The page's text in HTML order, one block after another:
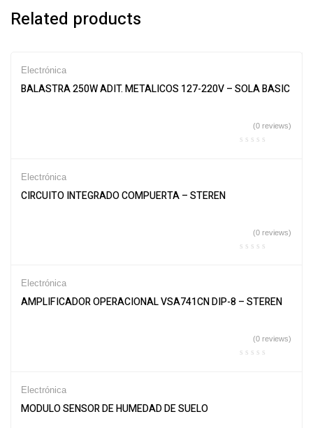
Related products
Electrónica
BALASTRA 250W ADIT. METALICOS 127-220V – SOLA BASIC
(0 reviews)
Electrónica
CIRCUITO INTEGRADO COMPUERTA – STEREN
(0 reviews)
Electrónica
AMPLIFICADOR OPERACIONAL VSA741CN DIP-8 – STEREN
(0 reviews)
Electrónica
MODULO SENSOR DE HUMEDAD DE SUELO